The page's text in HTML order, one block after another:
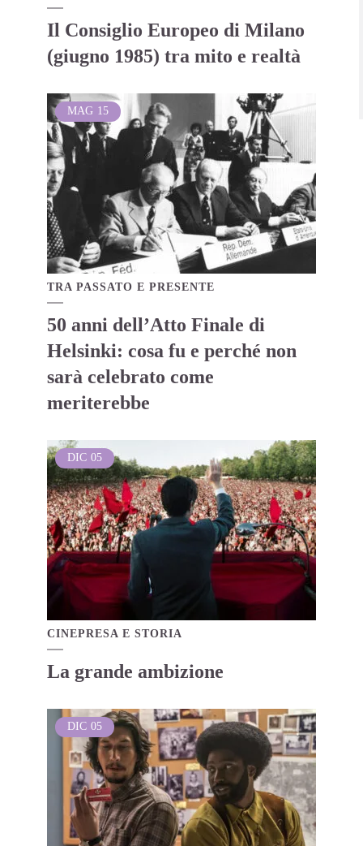
Il Consiglio Europeo di Milano
(giugno 1985) tra mito e realtà
MAG 15
TRA PASSATO E PRESENTE
50 anni dell’Atto Finale di
Helsinki: cosa fu e perché non
sarà celebrato come
meriterebbe
DIC 05
CINEPRESA E STORIA
La grande ambizione
DIC 05